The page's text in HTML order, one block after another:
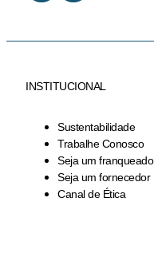
INSTITUCIONAL
Sustentabilidade
Trabalhe Conosco
Seja um franqueado
Seja um fornecedor
Canal de Ética